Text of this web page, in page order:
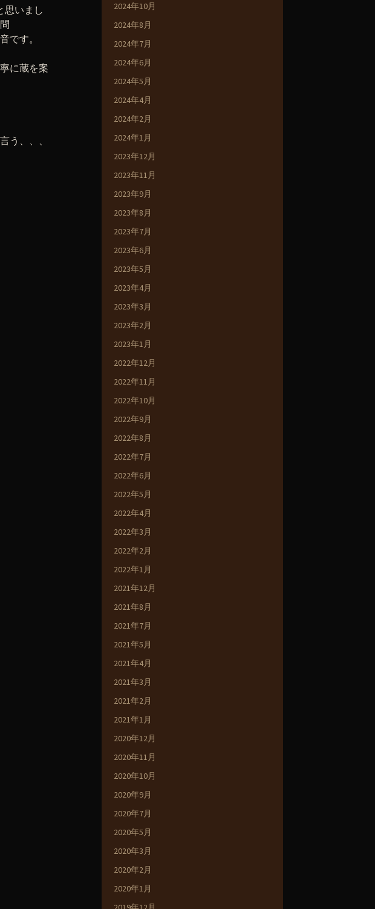
思いまし
です。
に蔵を案
う、、、
2024年10月
2024年8月
2024年7月
2024年6月
2024年5月
2024年4月
2024年2月
2024年1月
2023年12月
2023年11月
2023年9月
2023年8月
2023年7月
2023年6月
2023年5月
2023年4月
2023年3月
2023年2月
2023年1月
2022年12月
2022年11月
2022年10月
2022年9月
2022年8月
2022年7月
2022年6月
2022年5月
2022年4月
2022年3月
2022年2月
2022年1月
2021年12月
2021年8月
2021年7月
2021年5月
2021年4月
2021年3月
2021年2月
2021年1月
2020年12月
2020年11月
2020年10月
2020年9月
2020年7月
2020年5月
2020年3月
2020年2月
2020年1月